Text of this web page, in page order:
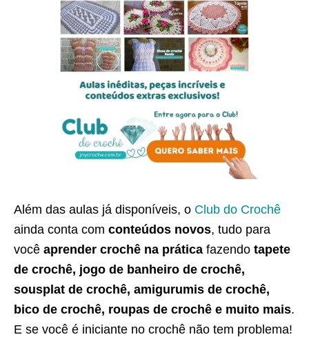
Além das aulas já disponíveis, o Club do Crochê
ainda conta com conteúdos novos, tudo para
você aprender crochê na prática fazendo tapete
de crochê, jogo de banheiro de crochê,
sousplat de crochê, amigurumis de crochê,
bico de crochê, roupas de crochê e muito mais.
E se você é iniciante no crochê não tem problema!